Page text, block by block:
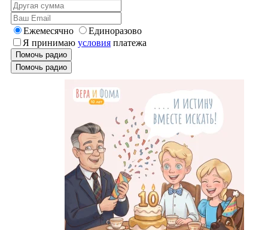
Ежемесячно
Единоразово
Я принимаю условия платежа
Помочь радио
Помочь радио